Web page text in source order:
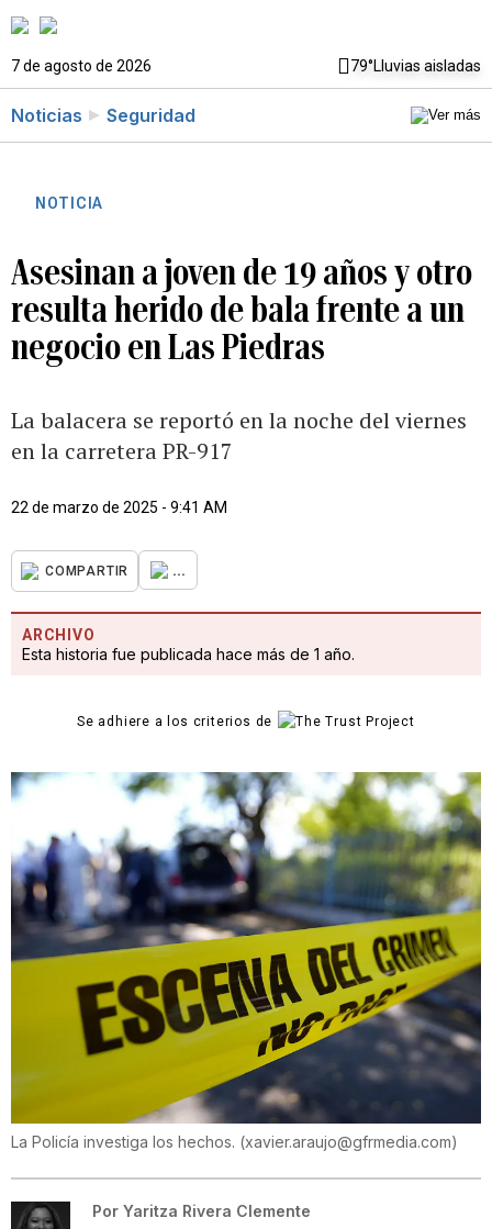
7 de agosto de 2026 79°Lluvias aisladas
Noticias Seguridad
NOTICIA
Asesinan a joven de 19 años y otro
resulta herido de bala frente a un
negocio en Las Piedras
La balacera se reportó en la noche del viernes
en la carretera PR-917
22 de marzo de 2025 - 9:41 AM
COMPARTIR ...
ARCHIVO
Esta historia fue publicada hace más de 1 año.
Se adhiere a los criterios de
La Policía investiga los hechos. (xavier.araujo@gfrmedia.com)
Por Yaritza Rivera Clemente